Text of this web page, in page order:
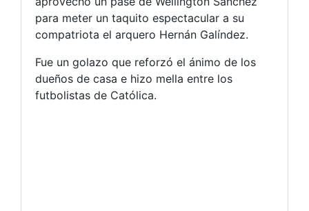
para meter un taquito espectacular a su
compatriota el arquero Hernán Galíndez.
Fue un golazo que reforzó el ánimo de los
dueños de casa e hizo mella entre los
futbolistas de Católica.